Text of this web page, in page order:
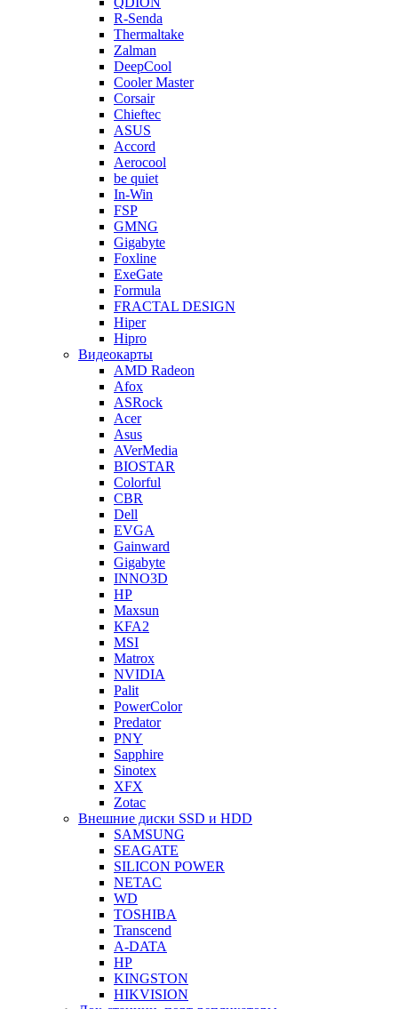
R-Senda
Thermaltake
Zalman
DeepCool
Cooler Master
Corsair
Chieftec
ASUS
Accord
Aerocool
be quiet
In-Win
FSP
GMNG
Gigabyte
Foxline
ExeGate
Formula
FRACTAL DESIGN
Hiper
Hipro
Видеокарты
AMD Radeon
Afox
ASRock
Acer
Asus
AVerMedia
BIOSTAR
Colorful
CBR
Dell
EVGA
Gainward
Gigabyte
INNO3D
HP
Maxsun
KFA2
MSI
Matrox
NVIDIA
Palit
PowerColor
Predator
PNY
Sapphire
Sinotex
XFX
Zotac
Внешние диски SSD и HDD
SAMSUNG
SEAGATE
SILICON POWER
NETAC
WD
TOSHIBA
Transcend
A-DATA
HP
KINGSTON
HIKVISION